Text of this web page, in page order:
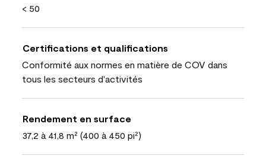
< 50
Certifications et qualifications
Conformité aux normes en matière de COV dans
tous les secteurs d'activités
Rendement en surface
37,2 à 41,8 m² (400 à 450 pi²)